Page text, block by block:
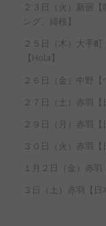
２３日（火）新宿
ング、緋桜】
２５日（木）大手
【Hola】
２６日（金）中野
２７日（土）赤羽【
２９日（月）赤羽【
３０日（火）赤羽【
１月２日（金）赤羽
３日（土）赤羽【日